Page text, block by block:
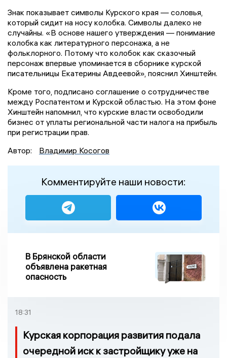
Знак показывает символы Курского края — соловья,
который сидит на носу колобка. Символы далеко не
случайны. «В основе нашего утверждения — понимание
колобка как литературного персонажа, а не
фольклорного. Потому что колобок как сказочный
персонаж впервые упоминается в сборнике курской
писательницы Екатерины Авдеевой», пояснил Хинштейн.
Кроме того, подписано соглашение о сотрудничестве
между Роспатентом и Курской областью. На этом фоне
Хинштейн напомнил, что курские власти освободили
бизнес от уплаты региональной части налога на прибыль
при регистрации прав.
Автор:
Владимир Косогов
Комментируйте наши новости:
В Брянской области
объявлена ракетная
опасность
18:31
Курская корпорация развития подала
очередной иск к застройщику уже на